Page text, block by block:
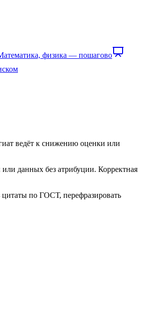
физика — пошагово
ведёт к снижению оценки или
данных без атрибуции. Корректная
по ГОСТ, перефразировать